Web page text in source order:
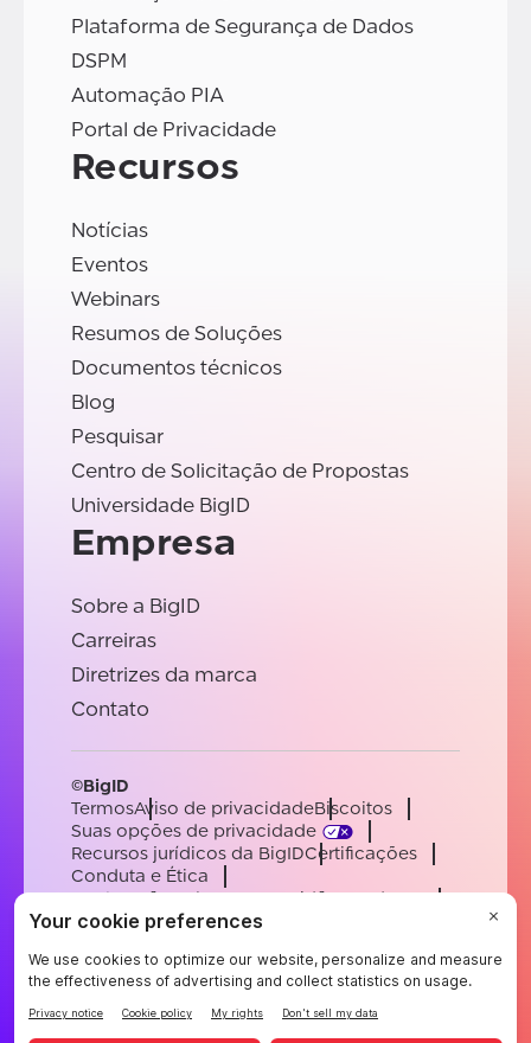
Plataforma de Segurança de Dados
DSPM
Automação PIA
Portal de Privacidade
Recursos
Notícias
Eventos
Webinars
Resumos de Soluções
Documentos técnicos
Blog
Pesquisar
Centro de Solicitação de Propostas
Universidade BigID
Empresa
Sobre a BigID
Carreiras
Diretrizes da marca
Contato
©BigID
TermosAviso de privacidadeBiscoitos
Suas opções de privacidade
Recursos jurídicos da BigIDCertificações
Conduta e Ética
Declaração sobre a escravidão moderna
SubprocessadoresApoiar
EnglishGermanFrenchSpanishPortuguese